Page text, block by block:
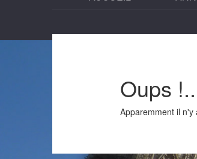
Oups
Apparemment il n'y